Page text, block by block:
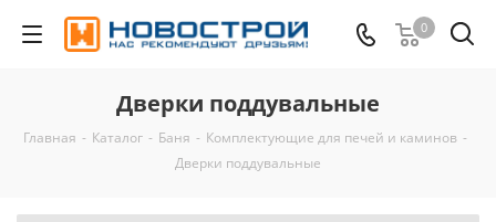
0
Дверки поддувальные
Главная - Каталог - Баня - Комплектующие для печей и каминов -
Дверки поддувальные